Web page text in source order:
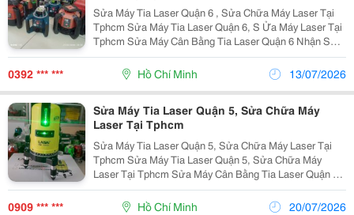
Sửa Máy Tia Laser Quận 6 , Sửa Chữa Máy Laser Tại
Tphcm Sửa Máy Tia Laser Quận 6, S Ửa Máy Laser Tại
Tphcm Sửa Máy Cân Bằng Tia Laser Quận 6 Nhận Sửa
Chữa Máy Cân Bằng Laser Quận 6 Sửa Chữa Máy
Laser Quận 6 Sửa Chữa Máy Laser Bosch ...
0392 *** *** Hồ Chí Minh 13/07/2026
Sửa Máy Tia Laser Quận 5, Sửa Chữa Máy
Laser Tại Tphcm
Sửa Máy Tia Laser Quận 5, Sửa Chữa Máy Laser Tại
Tphcm Sửa Máy Tia Laser Quận 5, Sửa Chữa Máy
Laser Tại Tphcm Sửa Máy Cân Bằng Tia Laser Quận 5
Nhận Sửa Chữa Máy Cân Bằng Laser Quận 5 Sửa
Chữa Máy Laser Quận 5 Sửa Chữa Máy Laser Bosch ...
0909 *** *** Hồ Chí Minh 20/07/2026